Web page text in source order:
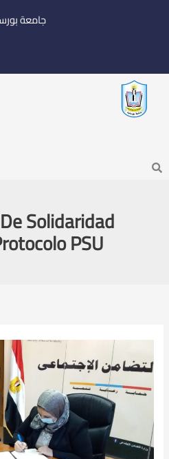
جامعة
Search
Solidaridad
PSU